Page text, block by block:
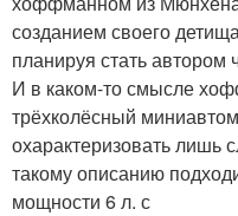
созданием своего
планируя стать автором
И в каком-то смысле
трёхколёсный
охарактеризовать лишь
такому описанию
мощности 6 л. с